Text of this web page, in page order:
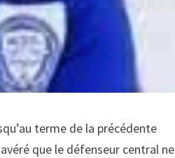
terme de la précédente
que le défenseur central ne